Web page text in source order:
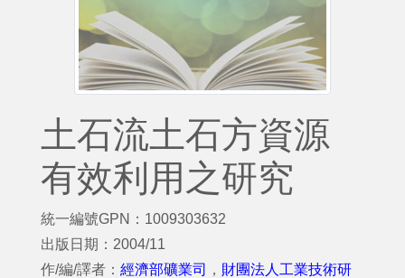
土石流土石方資源
有效利用之研究
統一編號GPN：1009303632
出版日期：2004/11
作/編/譯者： 經濟部礦業司 ， 財團法人工業技術研